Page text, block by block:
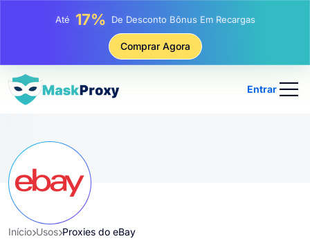
Até25%Desconto Em Compras Estáticas De IP
Desconto Em Compras Rotativas De IP
Comprar Agora
Entrar
Início Usos Proxies do eBay